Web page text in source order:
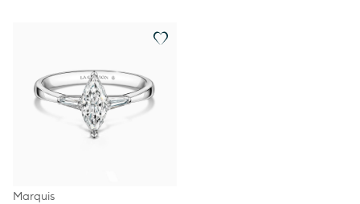
Marquis